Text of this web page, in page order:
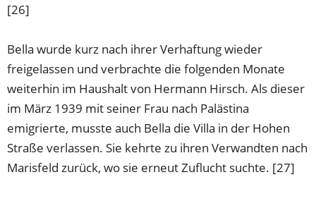
[26]
Bella wurde kurz nach ihrer Verhaftung wieder
freigelassen und verbrachte die folgenden Monate
weiterhin im Haushalt von Hermann Hirsch. Als dieser
im März 1939 mit seiner Frau nach Palästina
emigrierte, musste auch Bella die Villa in der Hohen
Straße verlassen. Sie kehrte zu ihren Verwandten nach
Marisfeld zurück, wo sie erneut Zuflucht suchte. [27]